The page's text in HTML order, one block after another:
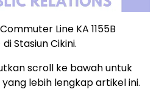
Line KA 1155B
Stasiun Cikini.
scroll ke bawah untuk
lebih lengkap artikel ini.